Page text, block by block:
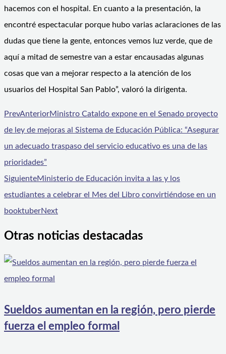
hacemos con el hospital. En cuanto a la presentación, la
encontré espectacular porque hubo varias aclaraciones de las
dudas que tiene la gente, entonces vemos luz verde, que de
aquí a mitad de semestre van a estar encausadas algunas
cosas que van a mejorar respecto a la atención de los
usuarios del Hospital San Pablo”, valoró la dirigenta.
PrevAnteriorMinistro Cataldo expone en el Senado proyecto
de ley de mejoras al Sistema de Educación Pública: “Asegurar
un adecuado traspaso del servicio educativo es una de las
prioridades”
SiguienteMinisterio de Educación invita a las y los
estudiantes a celebrar el Mes del Libro convirtiéndose en un
booktuberNext
Otras noticias destacadas
Sueldos aumentan en la región, pero pierde
fuerza el empleo formal